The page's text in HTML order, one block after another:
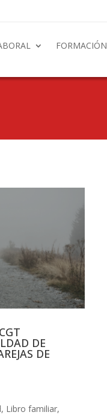
FORMACIÓN
DE
DE
, Libro familiar,